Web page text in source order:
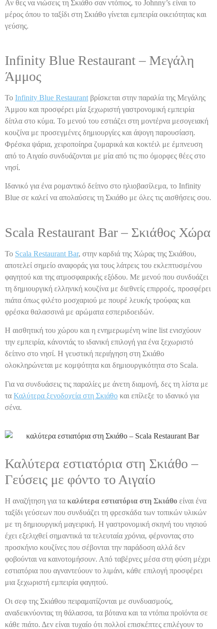
Αν θες να νιώσεις τη Σκιάθο σαν ντόπιος, το Johnny’s είναι το
μέρος όπου το ταξίδι στη Σκιάθο γίνεται εμπειρία οικειότητας και
γεύσης.
Infinity Blue Restaurant – Μεγάλη
Άμμος
Το Infinity Blue Restaurant βρίσκεται στην παραλία της Μεγάλης
Άμμου και προσφέρει μία ξεχωριστή γαστρονομική εμπειρία
δίπλα στο κύμα. Το μενού του εστιάζει στη μοντέρνα μεσογειακή
κουζίνα με προσεγμένες δημιουργίες και άψογη παρουσίαση.
Φρέσκα ψάρια, χειροποίηρα ζυμαρικά και κοκτέιλ με έμπνευση
από το Αιγαίο συνδυάζονται με μία από τις πιο όμορφες θέες στο
νησί.
Ιδανικό για ένα ρομαντικό δείπνο στο ηλιοβασίλεμα, το Infinity
Blue σε καλεί να απολαύσεις τη Σκιάθο με όλες τις αισθήσεις σου.
Scala Restaurant Bar – Σκιάθος Χώρα
Το Scala Restaurant Bar, στην καρδιά της Χώρας της Σκιάθου,
αποτελεί σημείο αναφοράς για τους λάτρεις του εκλεπτυσμένου
φαγητού και της ατμοσφαιρικής εξόδου. Με μενού που συνδυάζει
τη δημιουργική ελληνική κουζίνα με διεθνείς επιρροές, προσφέρει
πιάτα όπως φιλέτο μοσχαριού με πουρέ λευκής τρούφας και
φρέσκα θαλασσινά με αρώματα εσπεριδοειδών.
Η αισθητική του χώρου και η ενημερωμένη wine list ενισχύουν
την εμπειρία, κάνοντάς το ιδανική επιλογή για ένα ξεχωριστό
δείπνο στο νησί. Η γευστική περιήγηση στη Σκιάθο
ολοκληρώνεται με κομψότητα και δημιουργικότητα στο Scala.
Για να συνδυάσεις τις παραλίες με άνετη διαμονή, δες τη λίστα με
τα Καλύτερα ξενοδοχεία στη Σκιάθο και επίλεξε το ιδανικό για
σένα.
Καλύτερα εστιατόρια στη Σκιάθο –
Γεύσεις με φόντο το Αιγαίο
Η αναζήτηση για τα καλύτερα εστιατόρια στη Σκιάθο είναι ένα
ταξίδι γεύσεων που συνδυάζει τη φρεσκάδα των τοπικών υλικών
με τη δημιουργική μαγειρική. Η γαστρονομική σκηνή του νησιού
έχει εξελιχθεί σημαντικά τα τελευταία χρόνια, φέρνοντας στο
προσκήνιο κουζίνες που σέβονται την παράδοση αλλά δεν
φοβούνται να καινοτομήσουν. Από ταβέρνες μέσα στη φύση μέχρι
εστιατόρια που αγναντεύουν το λιμάνι, κάθε επιλογή προσφέρει
μια ξεχωριστή εμπειρία φαγητού.
Οι σεφ της Σκιάθου πειραματίζονται με συνδυασμούς,
αναδεικνύοντας τη θάλασσα, τα βότανα και τα ντόπια προϊόντα σε
κάθε πιάτο. Δεν είναι τυχαίο ότι πολλοί επισκέπτες επιλέγουν το